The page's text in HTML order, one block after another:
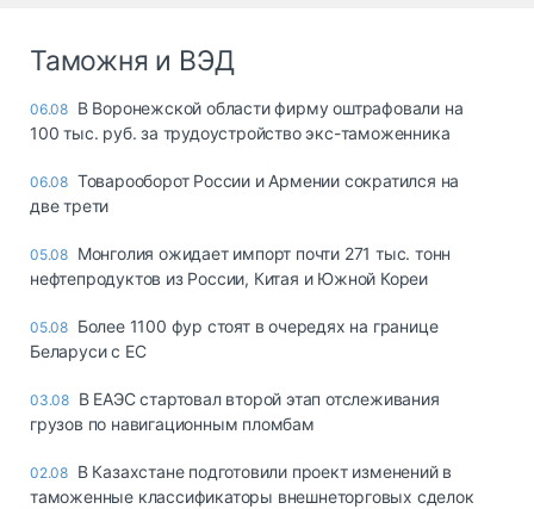
Таможня и ВЭД
06.08 В Воронежской области фирму оштрафовали на
100 тыс. руб. за трудоустройство экс-таможенника
06.08 Товарооборот России и Армении сократился на
две трети
05.08 Монголия ожидает импорт почти 271 тыс. тонн
нефтепродуктов из России, Китая и Южной Кореи
05.08 Более 1100 фур стоят в очередях на границе
Беларуси с ЕС
03.08 В ЕАЭС стартовал второй этап отслеживания
грузов по навигационным пломбам
02.08 В Казахстане подготовили проект изменений в
таможенные классификаторы внешнеторговых сделок